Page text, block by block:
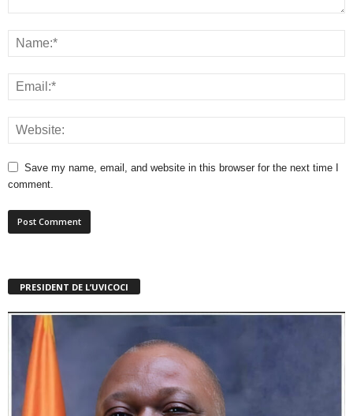
Save my name, email, and website in this browser for the next time I
comment.
PRESIDENT DE L’UVICOCI